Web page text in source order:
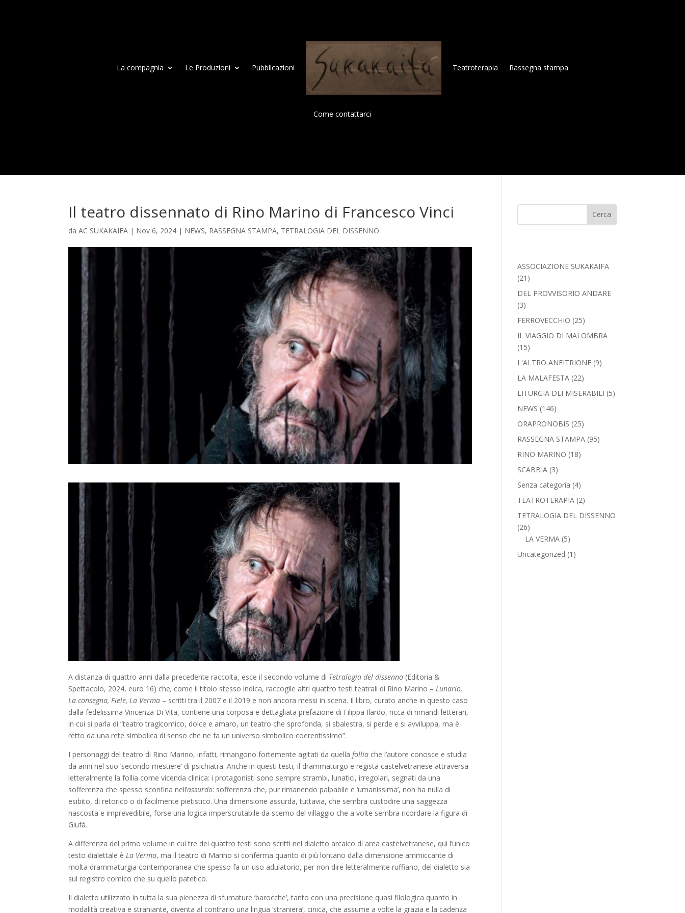
La compagnia Le Produzioni Pubblicazioni Teatroterapia Rassegna stampa
Come contattarci
Il teatro dissennato di Rino Marino di Francesco Vinci
daAC SUKAKAIFA | Nov 6, 2024 | NEWS, RASSEGNA STAMPA, TETRALOGIA DEL DISSENNO
A distanza di quattro anni dalla precedente raccolta, esce il secondo volume di Tetralogia del dissenno (Editoria &
Spettacolo, 2024, euro 16) che, come il titolo stesso indica, raccoglie altri quattro testi teatrali di Rino Marino –Lunario,
La consegna, Fiele, La Verma – scritti tra il 2007 e il 2019 e non ancora messi in scena. Il libro, curato anche in questo caso
dalla fedelissima Vincenza Di Vita, contiene una corposa e dettagliata prefazione di Filippa Ilardo, ricca di rimandi letterari,
in cui si parla di “teatro tragicomico, dolce e amaro, un teatro che sprofonda, si sbalestra, si perde e si avviluppa, ma è
retto da una rete simbolica di senso che ne fa un universo simbolico coerentissimo”.
I personaggi del teatro di Rino Marino, infatti, rimangono fortemente agitati da quellafollia che l’autore conosce e studia
da anni nel suo ‘secondo mestiere’ di psichiatra. Anche in questi testi, il drammaturgo e regista castelvetranese attraversa
letteralmente la follia come vicenda clinica: i protagonisti sono sempre strambi, lunatici, irregolari, segnati da una
sofferenza che spesso sconfina nell’assurdo: sofferenza che, pur rimanendo palpabile e ‘umanissima’, non ha nulla di
esibito, di retorico o di facilmente pietistico. Una dimensione assurda, tuttavia, che sembra custodire una saggezza
nascosta e imprevedibile, forse una logica imperscrutabile da scemo del villaggio che a volte sembra ricordare la figura di
Giufà.
A differenza del primo volume in cui tre dei quattro testi sono scritti nel dialetto arcaico di area castelvetranese, qui l’unico
testo dialettale èLa Verma, ma il teatro di Marino si conferma quanto di più lontano dalla dimensione ammiccante di
molta drammaturgia contemporanea che spesso fa un uso adulatorio, per non dire letteralmente ruffiano, del dialetto sia
sul registro comico che su quello patetico.
Il dialetto utilizzato in tutta la sua pienezza di sfumature ‘barocche’, tanto con una precisione quasi filologica quanto in
modalità creativa e straniante, diventa al contrario una lingua ‘straniera’, cinica, che assume a volte la grazia e la cadenza
Cerca
ASSOCIAZIONE SUKAKAIFA
(21)
DEL PROVVISORIO ANDARE
(3)
FERROVECCHIO (25)
IL VIAGGIO DI MALOMBRA
(15)
L'ALTRO ANFITRIONE (9)
LA MALAFESTA (22)
LITURGIA DEI MISERABILI (5)
NEWS (146)
ORAPRONOBIS (25)
RASSEGNA STAMPA (95)
RINO MARINO (18)
SCABBIA (3)
Senza categoria (4)
TEATROTERAPIA (2)
TETRALOGIA DEL DISSENNO
(26)
LA VERMA (5)
Uncategorized (1)